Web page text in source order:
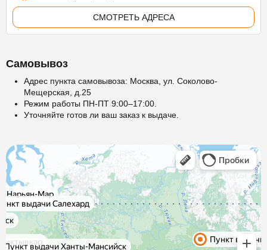
СМОТРЕТЬ АДРЕСА
Самовывоз
Адрес пункта самовывоза: Москва, ул. Соколово-
Мещерская, д.25
Режим работы ПН-ПТ 9:00–17:00.
Уточняйте готов ли ваш заказ к выдаче.